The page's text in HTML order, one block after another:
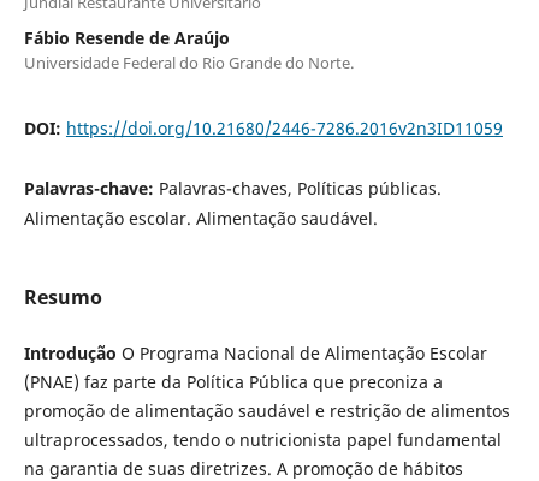
Fábio Resende de Araújo
Universidade Federal do Rio Grande do Norte.
DOI: https://doi.org/10.21680/2446-7286.2016v2n3ID11059
Palavras-chave: Palavras-chaves, Políticas públicas.
Alimentação escolar. Alimentação saudável.
Resumo
Introdução O Programa Nacional de Alimentação Escolar
(PNAE) faz parte da Política Pública que preconiza a
promoção de alimentação saudável e restrição de alimentos
ultraprocessados, tendo o nutricionista papel fundamental
na garantia de suas diretrizes. A promoção de hábitos